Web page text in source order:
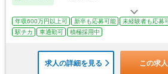
年収600万円以上可 新卒も応募可能 未経験者も応募
駅チカ
車通勤可 積極採用中
求人の詳細を見る この求